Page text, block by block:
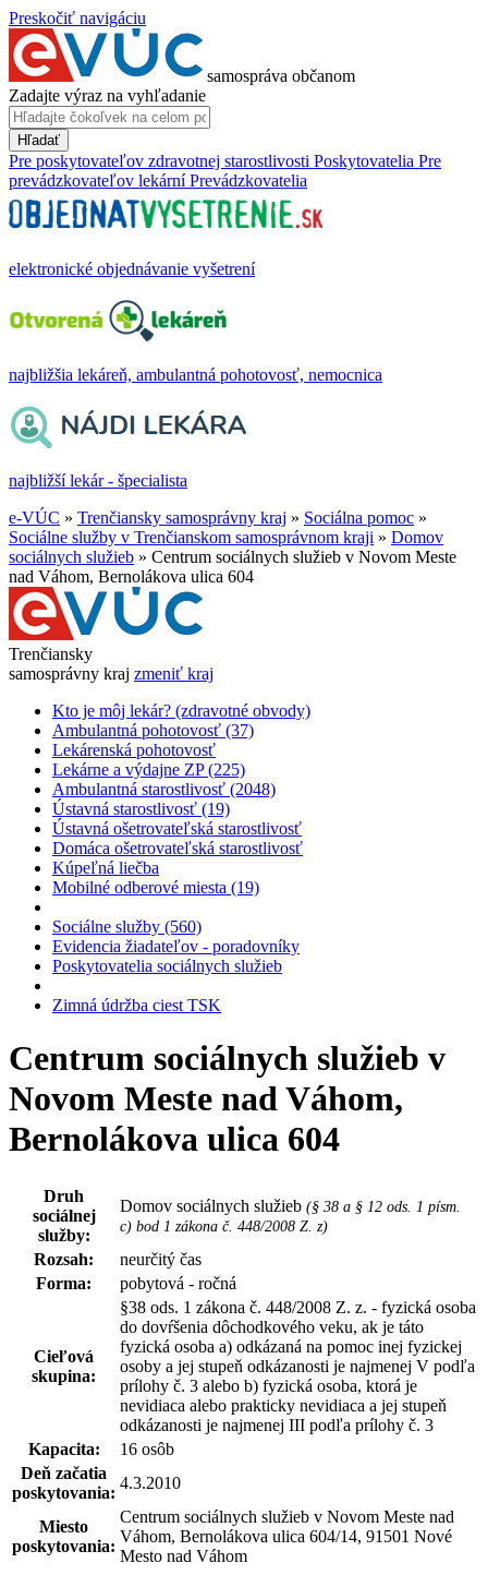
Preskočiť navigáciu
samospráva občanom
Zadajte výraz na vyhľadanie
Hľadať
Pre poskytovateľov zdravotnej starostlivosti Poskytovatelia Pre
prevádzkovateľov lekární Prevádzkovatelia
elektronické objednávanie vyšetrení
najbližšia lekáreň, ambulantná pohotovosť, nemocnica
najbližší lekár - špecialista
e-VÚC » Trenčiansky samosprávny kraj » Sociálna pomoc »
Sociálne služby v Trenčianskom samosprávnom kraji » Domov
sociálnych služieb » Centrum sociálnych služieb v Novom Meste
nad Váhom, Bernolákova ulica 604
Trenčiansky
samosprávny kraj zmeniť kraj
Kto je môj lekár? (zdravotné obvody)
Ambulantná pohotovosť (37)
Lekárenská pohotovosť
Lekárne a výdajne ZP (225)
Ambulantná starostlivosť (2048)
Ústavná starostlivosť (19)
Ústavná ošetrovateľská starostlivosť
Domáca ošetrovateľská starostlivosť
Kúpeľná liečba
Mobilné odberové miesta (19)
Sociálne služby (560)
Evidencia žiadateľov - poradovníky
Poskytovatelia sociálnych služieb
Zimná údržba ciest TSK
Centrum sociálnych služieb v
Novom Meste nad Váhom,
Bernolákova ulica 604
Druh
sociálnej
služby:
Domov sociálnych služieb (§ 38 a § 12 ods. 1 písm.
c) bod 1 zákona č. 448/2008 Z. z)
Rozsah:
neurčitý čas
Forma:
pobytová - ročná
Cieľová
skupina:
§38 ods. 1 zákona č. 448/2008 Z. z. - fyzická osoba
do dovŕšenia dôchodkového veku, ak je táto
fyzická osoba a) odkázaná na pomoc inej fyzickej
osoby a jej stupeň odkázanosti je najmenej V podľa
prílohy č. 3 alebo b) fyzická osoba, ktorá je
nevidiaca alebo prakticky nevidiaca a jej stupeň
odkázanosti je najmenej III podľa prílohy č. 3
Kapacita:
16 osôb
Deň začatia
poskytovania:
4.3.2010
Miesto
poskytovania:
Centrum sociálnych služieb v Novom Meste nad
Váhom, Bernolákova ulica 604/14, 91501 Nové
Mesto nad Váhom